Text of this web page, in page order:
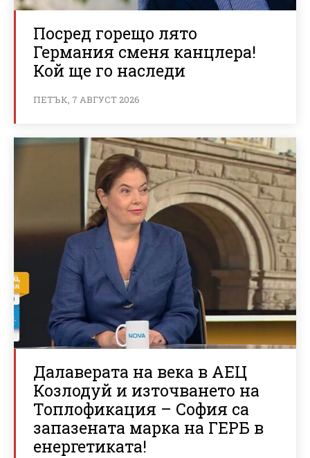
Посред горещо лято
Германия сменя канцлера!
Кой ще го наследи
ПЕТЪК, 7 АВГУСТ 2026
Далаверата на века в АЕЦ
Козлодуй и източването на
Топлофикация – София са
запазената марка на ГЕРБ в
енергетиката!